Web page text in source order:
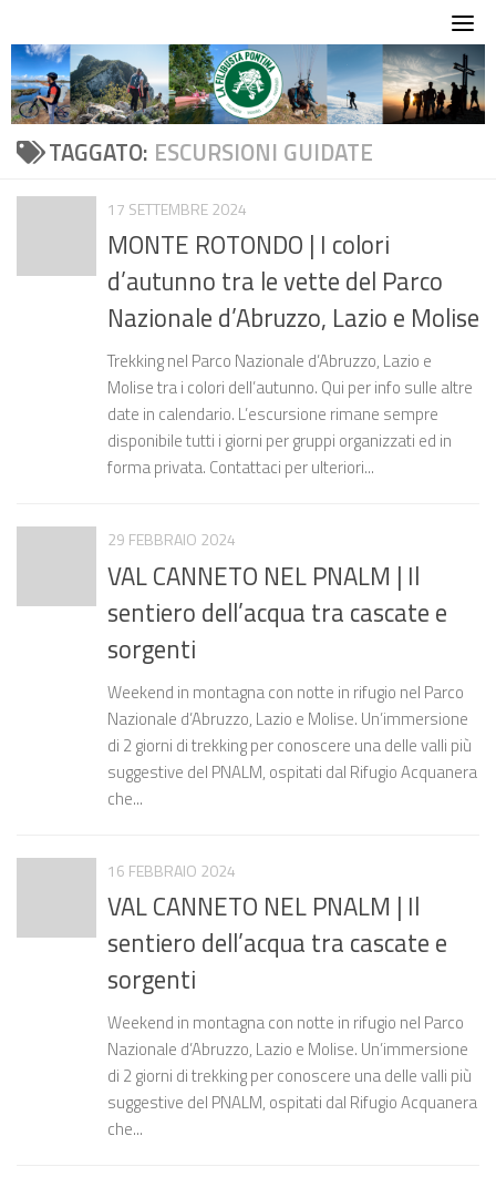
to
content
TAGGATO: ESCURSIONI GUIDATE
17 SETTEMBRE 2024
MONTE ROTONDO | I colori
d’autunno tra le vette del Parco
Nazionale d’Abruzzo, Lazio e Molise
Trekking nel Parco Nazionale d’Abruzzo, Lazio e
Molise tra i colori dell’autunno. Qui per info sulle altre
date in calendario. L’escursione rimane sempre
disponibile tutti i giorni per gruppi organizzati ed in
forma privata. Contattaci per ulteriori...
29 FEBBRAIO 2024
VAL CANNETO NEL PNALM | Il
sentiero dell’acqua tra cascate e
sorgenti
Weekend in montagna con notte in rifugio nel Parco
Nazionale d’Abruzzo, Lazio e Molise. Un’immersione
di 2 giorni di trekking per conoscere una delle valli più
suggestive del PNALM, ospitati dal Rifugio Acquanera
che...
16 FEBBRAIO 2024
VAL CANNETO NEL PNALM | Il
sentiero dell’acqua tra cascate e
sorgenti
Weekend in montagna con notte in rifugio nel Parco
Nazionale d’Abruzzo, Lazio e Molise. Un’immersione
di 2 giorni di trekking per conoscere una delle valli più
suggestive del PNALM, ospitati dal Rifugio Acquanera
che...